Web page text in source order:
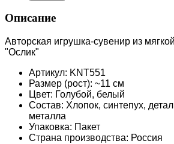
Описание
Авторская игрушка-сувенир из
"Ослик"
Артикул: KNT551
Размер (рост): ~11 см
Цвет: Голубой, белый
Состав: Хлопок, синтепух,
металла
Упаковка: Пакет
Страна производства: Россия